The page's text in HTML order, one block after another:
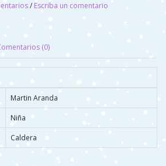
/ Escriba un comentario
(0)
Martin Aranda
Niña
Caldera